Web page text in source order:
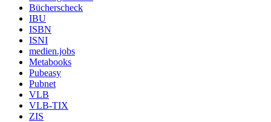
Bücherscheck
IBU
ISBN
ISNI
medien.jobs
Metabooks
Pubeasy
Pubnet
VLB
VLB-TIX
ZIS